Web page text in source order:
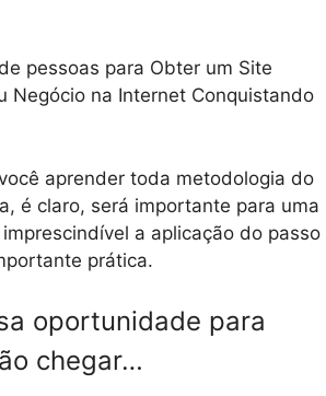
pessoas para Obter um Site
Negócio na Internet Conquistando
aprender toda metodologia do
é claro, será importante para uma
a aplicação do passo
prática.
oportunidade para
chegar…